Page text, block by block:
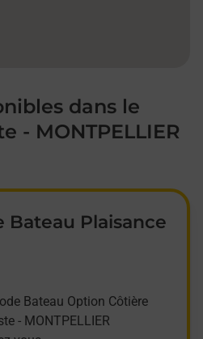
dans le
- MONTPELLIER
Bateau Plaisance
Bateau Option Côtière
- MONTPELLIER